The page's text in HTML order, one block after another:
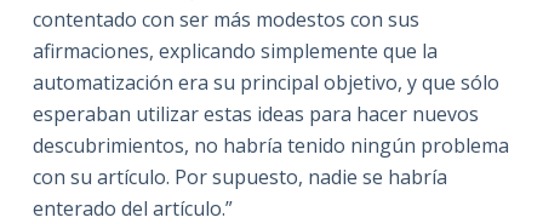
contentado con ser más modestos con sus
afirmaciones, explicando simplemente que la
automatización era su principal objetivo, y que sólo
esperaban utilizar estas ideas para hacer nuevos
descubrimientos, no habría tenido ningún problema
con su artículo. Por supuesto, nadie se habría
enterado del artículo.”